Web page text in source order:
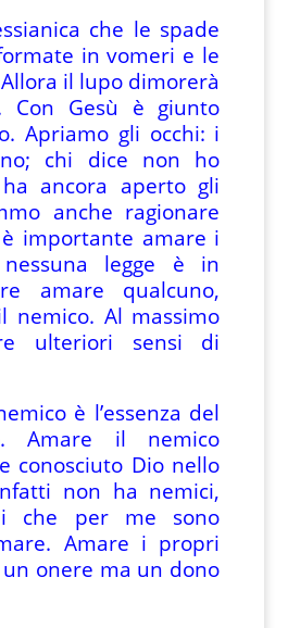
che le spade
in vomeri e le
il lupo dimorerà
Con Gesù è giunto
Apriamo gli occhi: i
chi dice non ho
ancora aperto gli
anche ragionare
importante amare i
legge è in
amare qualcuno,
nemico. Al massimo
ulteriori sensi di
è l’essenza del
Amare il nemico
conosciuto Dio nello
non ha nemici,
che per me sono
Amare i propri
onere ma un dono